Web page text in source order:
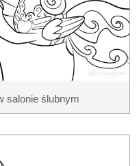
salonie ślubnym